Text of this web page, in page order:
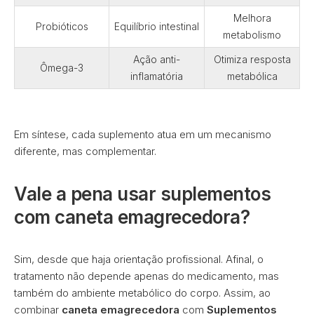
Probióticos Equilíbrio intestinal
Melhora
metabolismo
Ômega-3
Ação anti-
inflamatória
Otimiza resposta
metabólica
Em síntese, cada suplemento atua em um mecanismo
diferente, mas complementar.
Vale a pena usar suplementos
com caneta emagrecedora?
Sim, desde que haja orientação profissional. Afinal, o
tratamento não depende apenas do medicamento, mas
também do ambiente metabólico do corpo. Assim, ao
combinar caneta emagrecedora com Suplementos